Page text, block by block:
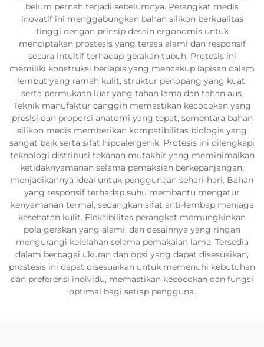
belum pernah terjadi sebelumnya. Perangkat medis
inovatif ini menggabungkan bahan silikon berkualitas
tinggi dengan prinsip desain ergonomis untuk
menciptakan prostesis yang terasa alami dan responsif
secara intuitif terhadap gerakan tubuh. Protesis ini
memiliki konstruksi berlapis yang mencakup lapisan dalam
lembut yang ramah kulit, struktur penopang yang kuat,
serta permukaan luar yang tahan lama dan tahan aus.
Teknik manufaktur canggih memastikan kecocokan yang
presisi dan proporsi anatomi yang tepat, sementara bahan
silikon medis memberikan kompatibilitas biologis yang
sangat baik serta sifat hipoalergenik. Protesis ini dilengkapi
teknologi distribusi tekanan mutakhir yang meminimalkan
ketidaknyamanan selama pemakaian berkepanjangan,
menjadikannya ideal untuk penggunaan sehari-hari. Bahan
yang responsif terhadap suhu membantu mengatur
kenyamanan termal, sedangkan sifat anti-lembap menjaga
kesehatan kulit. Fleksibilitas perangkat memungkinkan
pola gerakan yang alami, dan desainnya yang ringan
mengurangi kelelahan selama pemakaian lama. Tersedia
dalam berbagai ukuran dan opsi yang dapat disesuaikan,
prostesis ini dapat disesuaikan untuk memenuhi kebutuhan
dan preferensi individu, memastikan kecocokan dan fungsi
optimal bagi setiap pengguna.